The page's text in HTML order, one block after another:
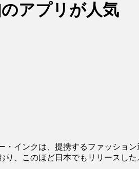
アプリが人気
インクは、提携するファッショ
、このほど日本でもリリースした